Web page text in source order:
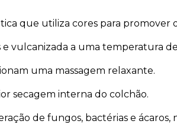
que utiliza cores para
vulcanizada a uma temperatura de
uma massagem relaxante.
secagem interna do colchão.
de fungos, bactérias e ácaros,